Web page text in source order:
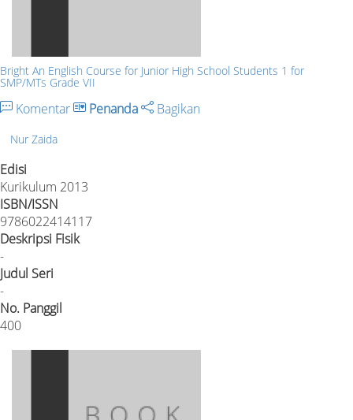
Bright An English Course for Junior High School Students 1 for
SMP/MTs Grade VII
Komentar Penanda Bagikan
Nur Zaida
Edisi
Kurikulum 2013
ISBN/ISSN
9786022414117
Deskripsi Fisik
-
Judul Seri
-
No. Panggil
400